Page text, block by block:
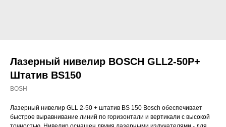
Лазерный нивелир BOSCH GLL2-50Р+
Штатив BS150
BOSH
Лазерный нивелир GLL 2-50 + штатив BS 150 Bosch обеспечивает
быстрое выравнивание линий по горизонтали и вертикали с высокой